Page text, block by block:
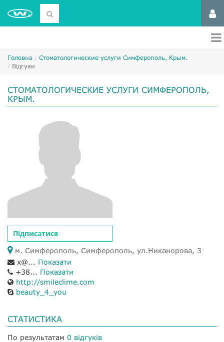
Головна
Стоматологические услуги Симферополь, Крым.
Відгуки
СТОМАТОЛОГИЧЕСКИЕ УСЛУГИ СИМФЕРОПОЛЬ,
КРЫМ.
Підписатися
м. Симферополь, Симферополь, ул.Никанорова, 3
x@... Показати
+38... Показати
http://smileclime.com
beauty_4_you
СТАТИСТИКА
По результатам 0 відгуків